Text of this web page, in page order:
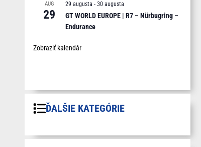
AUG
29
29 augusta - 30 augusta
GT WORLD EUROPE | R7 – Nürbugring –
Endurance
Zobraziť kalendár
ĎALŠIE KATEGÓRIE